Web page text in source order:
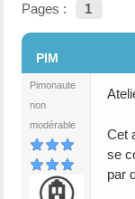
Pages : 1
PIM
Pimonaute
non
modérable
Cet
se
par